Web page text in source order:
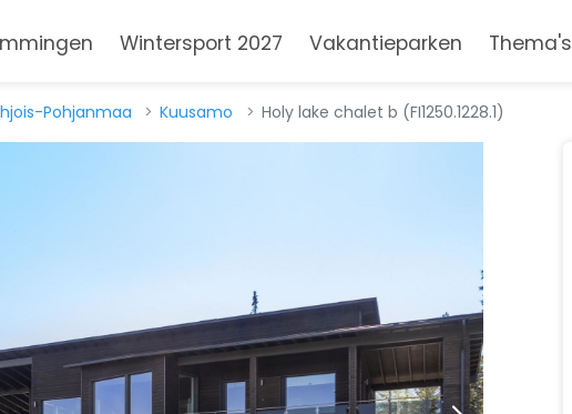
Wintersport 2027 Vakantieparken Thema's
Pohjanmaa Kuusamo Holy lake chalet b (FI1250.1228.1)